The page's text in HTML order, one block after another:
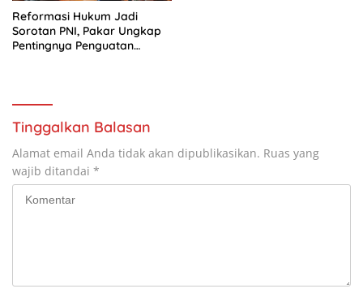
Reformasi Hukum Jadi
Sorotan PNI, Pakar Ungkap
Pentingnya Penguatan
Tinggalkan Balasan
Alamat email Anda tidak akan dipublikasikan. Ruas yang
wajib ditandai *